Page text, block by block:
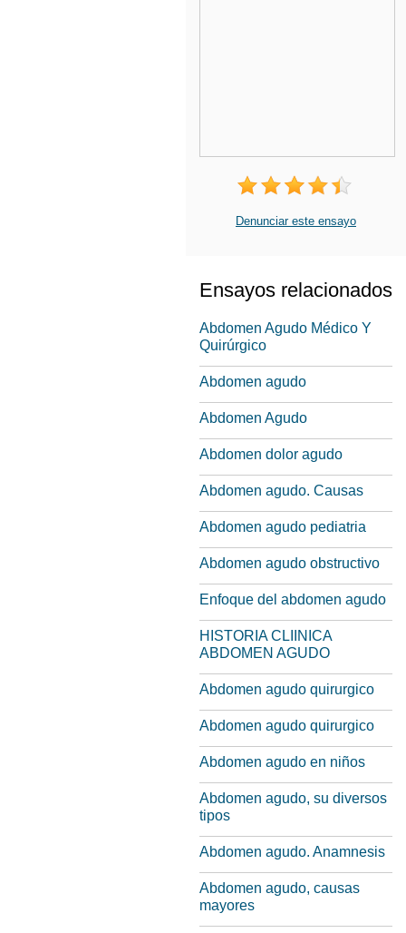
Denunciar este ensayo
Ensayos relacionados
Abdomen Agudo Médico Y
Quirúrgico
Abdomen agudo
Abdomen Agudo
Abdomen dolor agudo
Abdomen agudo. Causas
Abdomen agudo pediatria
Abdomen agudo obstructivo
Enfoque del abdomen agudo
HISTORIA CLIINICA
ABDOMEN AGUDO
Abdomen agudo quirurgico
Abdomen agudo quirurgico
Abdomen agudo en niños
Abdomen agudo, su diversos
tipos
Abdomen agudo. Anamnesis
Abdomen agudo, causas
mayores